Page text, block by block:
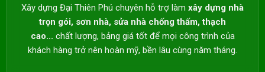
Xây dựng Đại Thiên Phú chuyên hỗ trợ làm xây dựng nhà
trọn gói, sơn nhà, sửa nhà chống thấm, thạch
cao... chất lượng, bảng giá tốt để mọi công trình của
khách hàng trở nên hoàn mỹ, bền lâu cùng năm tháng.